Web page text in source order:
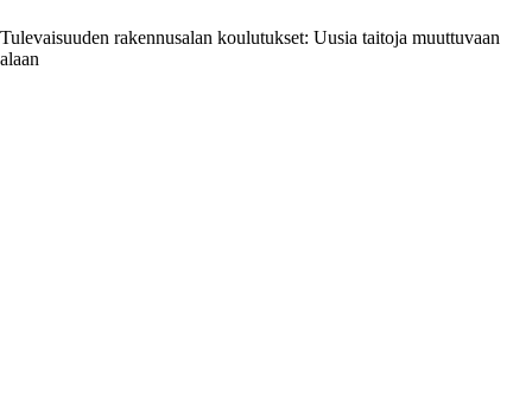
Tulevaisuuden rakennusalan koulutukset: Uusia taitoja muuttuvaan
alaan